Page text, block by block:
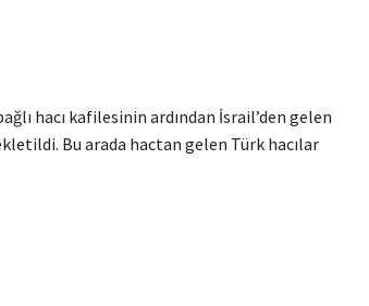
hacı kafilesinin ardından İsrail’den gelen
Bu arada hactan gelen Türk hacılar